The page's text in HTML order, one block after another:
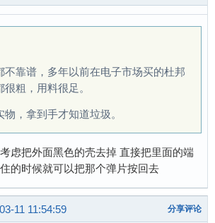
不靠谱，多年以前在电子市场买的杜邦
粗，用料很足。
，拿到手才知道垃圾。
虑把外面黑色的壳去掉 直接把里面的端
的时候就可以把那个弹片按回去
11 11:54:59 分享评论